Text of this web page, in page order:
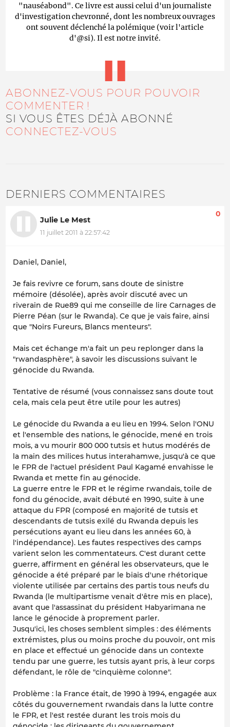
"nauséabond". Ce livre est aussi celui d'un journaliste
d'investigation chevronné, dont les nombreux ouvrages
ont souvent déclenché la polémique (voir l'article
d'@si). Il est notre invité.
ABONNEZ-VOUS POUR POUVOIR
COMMENTER !
SI VOUS ÊTES DÉJÀ ABONNÉ
CONNECTEZ-VOUS
DERNIERS COMMENTAIRES
Julie Le Mest
11 juillet 2011 à 22:57:42
0
Daniel, Daniel,
Je fais revivre ce forum, sans doute de sinistre
mémoire (désolée), après avoir discuté avec un
riverain de Rue89 qui me conseille de lire Carnages de
Pierre Péan (sur le Rwanda). Ce que je vais faire, ainsi
que "Noirs Fureurs, Blancs menteurs".
Mais cet échange m'a fait un peu replonger dans la
"rwandasphère", à savoir les discussions suivant le
génocide du Rwanda.
Tentative de résumé (vous connaissez sans doute tout
cela, mais cela peut être utile pour les autres)
Le génocide du Rwanda a eu lieu en 1994. Selon l'ONU
et l'ensemble des nations, le génocide, mené en trois
mois, a vu mourir 800 000 tutsis et hutus modérés de
la main des milices hutus interahamwe, jusqu'à ce que
le FPR de l'actuel président Paul Kagamé envahisse le
Rwanda et mette fin au génocide.
La guerre entre le FPR et le régime rwandais, toile de
fond du génocide, avait débuté en 1990, suite à une
attaque du FPR (composé en majorité de tutsis et
descendants de tutsis exilé du Rwanda depuis les
persécutions ayant eu lieu dans les années 60, à
l'indépendance). Les fautes respectives des camps
varient selon les commentateurs. C'est durant cette
guerre, affirment en général les observateurs, que le
génocide a été préparé par le biais d'une rhétorique
violente utilisée par certains des partis tous neufs du
Rwanda (le multipartisme venait d'être mis en place),
avant que l'assassinat du président Habyarimana ne
lance le génocide à proprement parler.
Jusqu'ici, les choses semblent simples : des éléments
extrémistes, plus ou moins proche du pouvoir, ont mis
en place et effectué un génocide dans un contexte
tendu par une guerre, les tutsis ayant pris, à leur corps
défendant, le rôle de "cinquième colonne".
Problème : la France était, de 1990 à 1994, engagée aux
côtés du gouvernement rwandais dans la lutte contre
le FPR, et l'est restée durant les trois mois du